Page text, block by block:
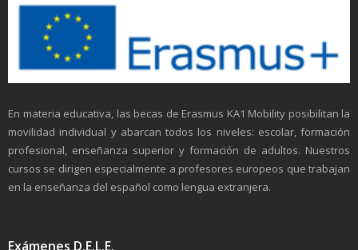
En materia educativa, las becas de Erasmus KA1 Mobility posibilitan la
movilidad individual y abarcan todos los niveles: escolar, formación
profesional, enseñanza superior y formación de adultos. Nuestros
cursos se dirigen especialmente a profesores europeos que trabajan
en la enseñanza del español como lengua extranjera.
Exámenes D.E.L.E.